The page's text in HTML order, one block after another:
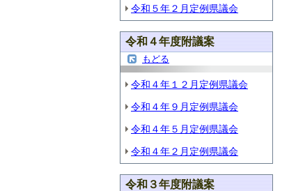
令和５年２月定例県議会
令和４年度附議案
もどる
令和４年１２月定例県議会
令和４年９月定例県議会
令和４年５月定例県議会
令和４年２月定例県議会
令和３年度附議案